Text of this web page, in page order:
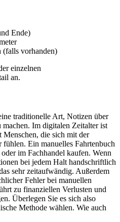
Ende)
(falls vorhanden)
einzelnen
an.
traditionelle Art, Notizen über
Im digitalen Zeitalter ist
Menschen, die sich mit der
Ein manuelles Fahrtenbuch
im Fachhandel kaufen. Wenn
bei jedem Halt handschriftlich
sehr zeitaufwändig. Außerdem
Fehler bei manuellen
zu finanziellen Verlusten und
Überlegen Sie es sich also
Methode wählen. Wie auch